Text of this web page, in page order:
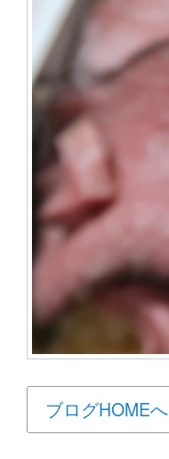
ブログHOMEへ